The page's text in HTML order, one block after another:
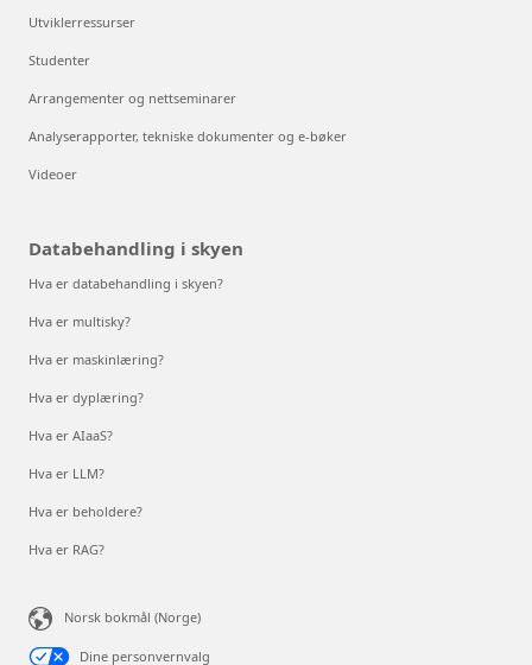
Utviklerressurser
Studenter
Arrangementer og nettseminarer
Analyserapporter, tekniske dokumenter og e-bøker
Videoer
Databehandling i skyen
Hva er databehandling i skyen?
Hva er multisky?
Hva er maskinlæring?
Hva er dyplæring?
Hva er AIaaS?
Hva er LLM?
Hva er beholdere?
Hva er RAG?
Norsk bokmål (Norge)
Dine personvernvalg